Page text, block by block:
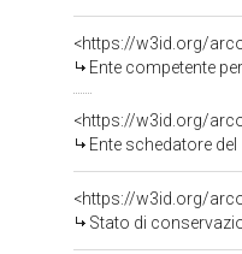
<https://w3id.org/
Ente competente per tutela
<https://w3id.org/
Ente schedatore del
<https://w3id.org/
Stato di